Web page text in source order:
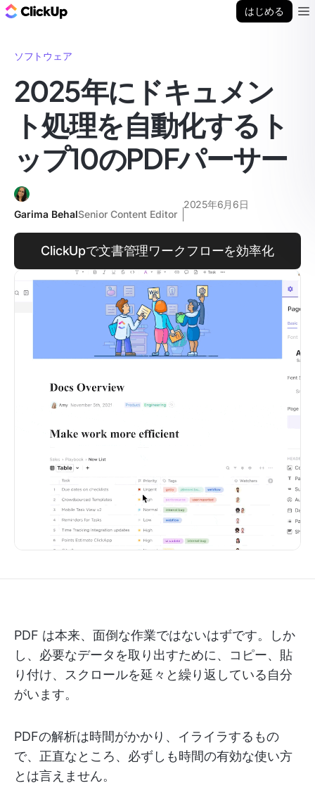
はじめる
ソフトウェア
2025年にドキュメン
ト処理を自動化するト
ップ10のPDFパーサー
Garima BehalSenior Content Editor
2025年6月6日
ClickUpで文書管理ワークフローを効率化
PDF は本来、面倒な作業ではないはずです。しか
し、必要なデータを取り出すために、コピー、貼
り付け、スクロールを延々と繰り返している自分
がいます。
PDFの解析は時間がかかり、イライラするもの
で、正直なところ、必ずしも時間の有効な使い方
とは言えません。